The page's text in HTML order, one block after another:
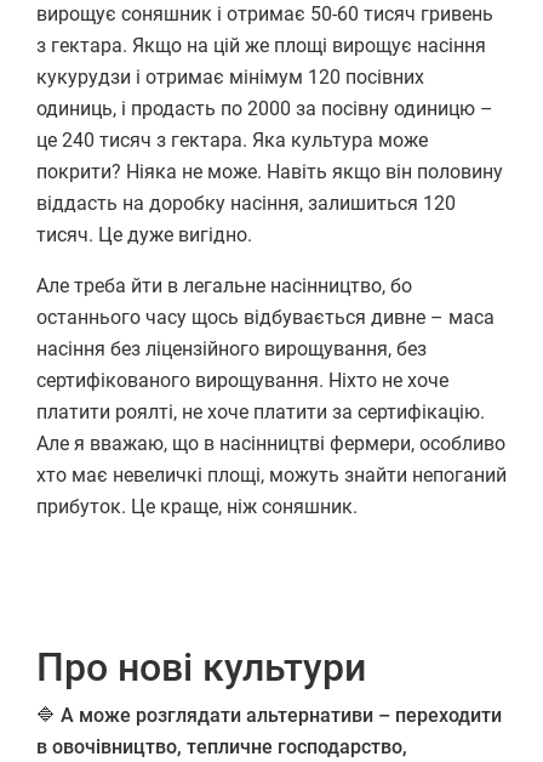
вирощує соняшник і отримає 50-60 тисяч гривень
з гектара. Якщо на цій же площі вирощує насіння
кукурудзи і отримає мінімум 120 посівних
одиниць, і продасть по 2000 за посівну одиницю –
це 240 тисяч з гектара. Яка культура може
покрити? Ніяка не може. Навіть якщо він половину
віддасть на доробку насіння, залишиться 120
тисяч. Це дуже вигідно.
Але треба йти в легальне насінництво, бо
останнього часу щось відбувається дивне – маса
насіння без ліцензійного вирощування, без
сертифікованого вирощування. Ніхто не хоче
платити роялті, не хоче платити за сертифікацію.
Але я вважаю, що в насінництві фермери, особливо
хто має невеличкі площі, можуть знайти непоганий
прибуток. Це краще, ніж соняшник.
Про нові культури
🔷 А може розглядати альтернативи – переходити
в овочівництво, тепличне господарство,